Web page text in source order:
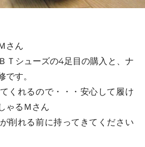
さん
Ｔシューズの4足目の購入と、ナ
です。
くれるので・・・安心して履け
ゃるＭさん
削れる前に持ってきてください